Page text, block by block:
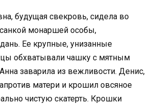
будущая свекровь, сидела во
монаршей особы,
Ее крупные, унизанные
обхватывали чашку с мятным
заварила из вежливости. Денис,
матери и крошил овсяное
чистую скатерть. Крошки